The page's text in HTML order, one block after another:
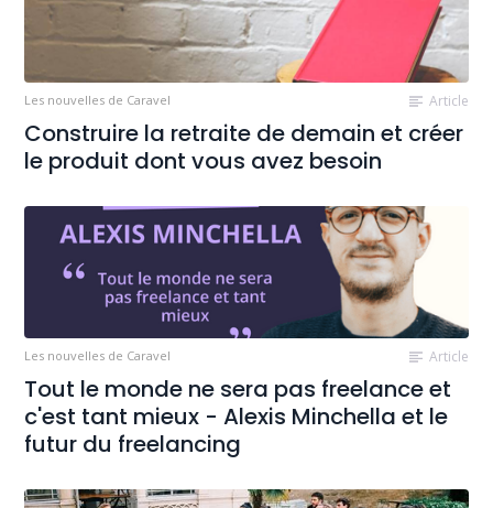
Les nouvelles de Caravel Article
Construire la retraite de demain et créer
le produit dont vous avez besoin
Les nouvelles de Caravel Article
Tout le monde ne sera pas freelance et
c'est tant mieux - Alexis Minchella et le
futur du freelancing